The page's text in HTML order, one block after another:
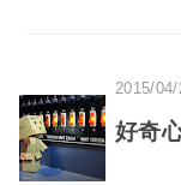
2015/04/
好奇